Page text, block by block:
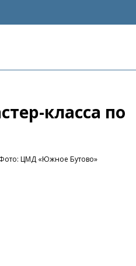
класса по
ЦМД «Южное Бутово»